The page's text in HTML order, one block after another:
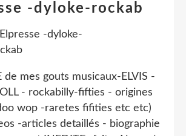
-dyloke-rockab
de mes gouts musicaux-ELVIS -
- rockabilly-fifties - origines
wop -raretes fifities etc etc)
-articles detaillés - biographie